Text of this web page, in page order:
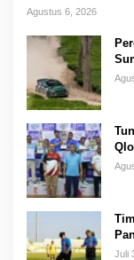
Agustus 6, 2026
Juli